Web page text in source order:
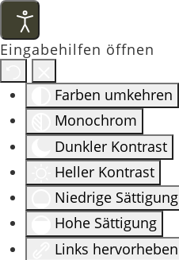
Eingabehilfen öffnen
Farben umkehren
Monochrom
Dunkler Kontrast
Heller Kontrast
Niedrige Sättigung
Hohe Sättigung
Links hervorheben